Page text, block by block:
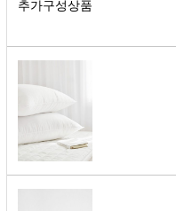
추가구성상품